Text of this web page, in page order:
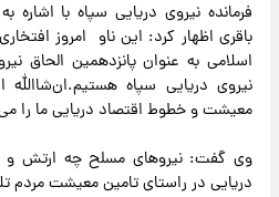
فرمانده نیروی دریایی سپاه با اشاره
باقری اظهار کرد: این ناو امروز
اسلامی به عنوان پانزدهمین الحاق
نیروی دریایی سپاه هستیم.ان‌شاالله
معیشت و خطوط اقتصاد دریایی ما را
وی گفت: نیروهای مسلح چه ارتش و
دریایی در راستای تامین معیشت مردم